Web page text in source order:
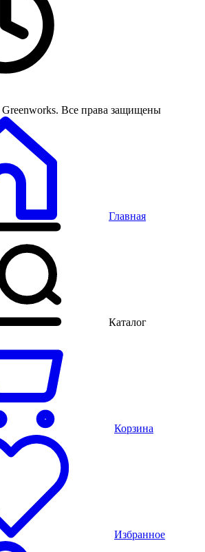
Greenworks. Все права защищены
Главная
Каталог
Корзина
Избранное